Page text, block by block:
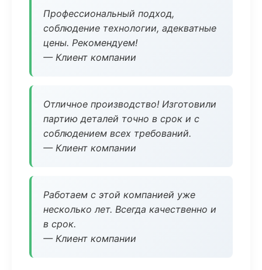
Профессиональный подход,
соблюдение технологии, адекватные
цены. Рекомендуем!
— Клиент компании
Отличное производство! Изготовили
партию деталей точно в срок и с
соблюдением всех требований.
— Клиент компании
Работаем с этой компанией уже
несколько лет. Всегда качественно и
в срок.
— Клиент компании